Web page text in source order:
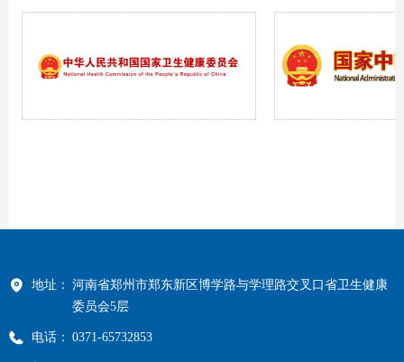
地址： 河南省郑州市郑东新区博学路与学理路交叉口省卫生健康
委员会5层
电话： 0371-65732853